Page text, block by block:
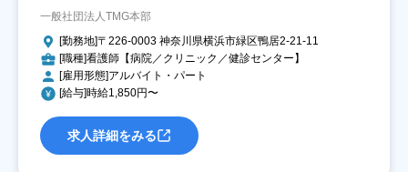
一般社団法人TMG本部
[勤務地]〒226-0003 神奈川県横浜市緑区鴨居2-21-11
[職種]看護師【病院／クリニック／健診センター】
[雇用形態]アルバイト・パート
[給与]時給1,850円〜
求人詳細をみる